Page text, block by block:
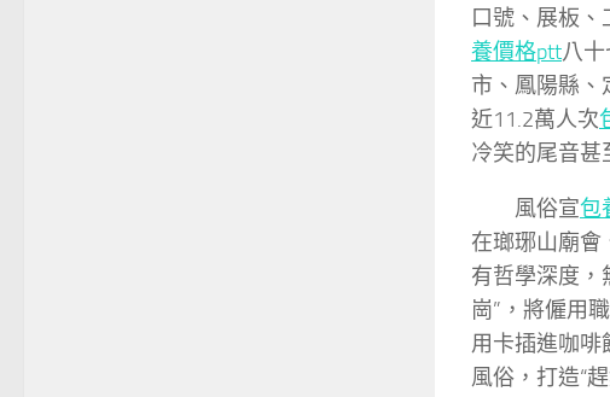
口號、展板
養價格ptt八
市、鳳陽縣、
近11.2萬人次
冷笑的尾音甚
風俗宣包
在瑯琊山廟會
有哲學深度，
崗”，將僱用
用卡插進咖啡
風俗，打造“